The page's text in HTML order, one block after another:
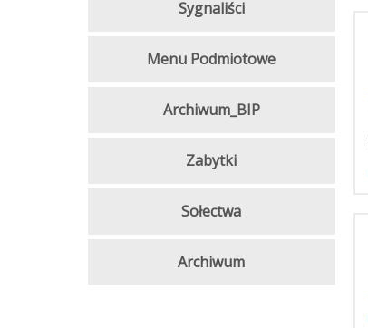
Sygnaliści
Menu Podmiotowe
Archiwum_BIP
Zabytki
Sołectwa
Archiwum